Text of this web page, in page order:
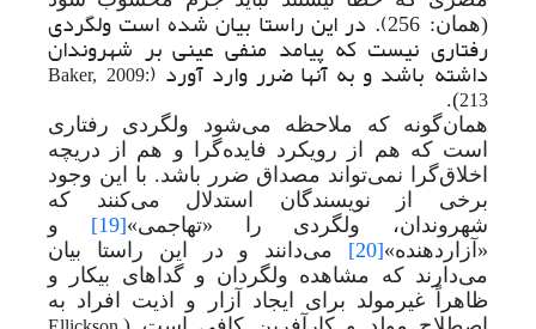
(همان: 256). در این راستا بیان شده است ولگردی
رفتاری نیست که پیامد منفی عینی بر شهروندان
داشته باشد و به آنها ضرر وارد آورد (Baker, 2009:
213
).
همان‌گونه که ملاحظه می‌‌شود ولگردی رفتاری
است که هم از رویکرد فایده‌گرا و هم از دریچه
اخلاق‌گرا نمی‌تواند مصداق ضرر باشد. با این وجود
برخی از نویسندگان استدلال می‌کنند که
شهروندان، ولگردی را «تهاجمی»[19] و
«آزاردهنده»[20] می‌دانند و در این راستا بیان
می‌دارند که مشاهده ولگردان و گداهای بیکار و
ظاهراً غیرمولد برای ایجاد آزار و اذیت افراد به